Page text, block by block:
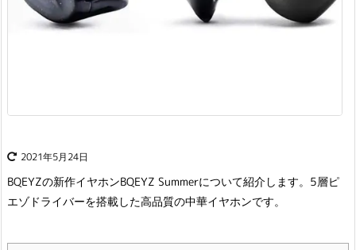
2021年5月24日
BQEYZの新作イヤホンBQEYZ Summerについて紹介します。5層ピ
エゾドライバーを搭載した高品質の中華イヤホンです。